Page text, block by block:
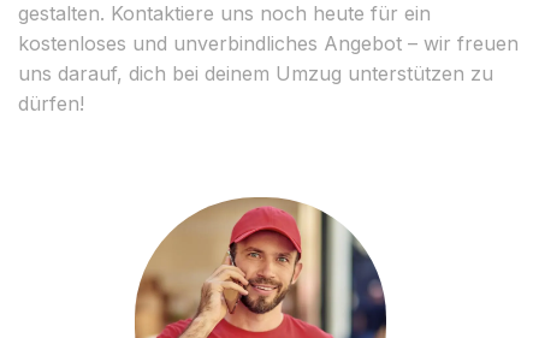
gestalten. Kontaktiere uns noch heute für ein
kostenloses und unverbindliches Angebot – wir freuen
uns darauf, dich bei deinem Umzug unterstützen zu
dürfen!